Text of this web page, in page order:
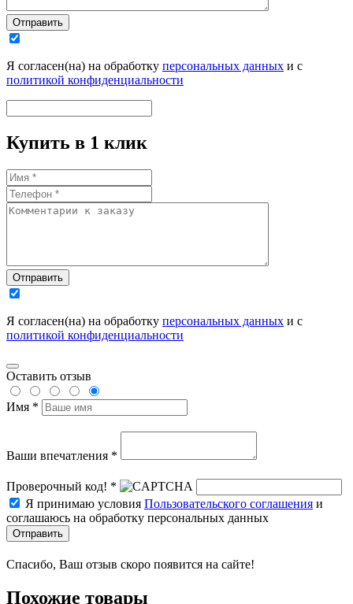
Отправить
Я согласен(на) на обработку персональных данных и с
политикой конфиденциальности
Купить в 1 клик
Отправить
Я согласен(на) на обработку персональных данных и с
политикой конфиденциальности
Оставить отзыв
Имя *
Ваши впечатления *
Проверочный код! *
Я принимаю условия Пользовательского соглашения и
соглашаюсь на обработку персональных данных
Отправить
Спасибо, Ваш отзыв скоро появится на сайте!
Похожие товары